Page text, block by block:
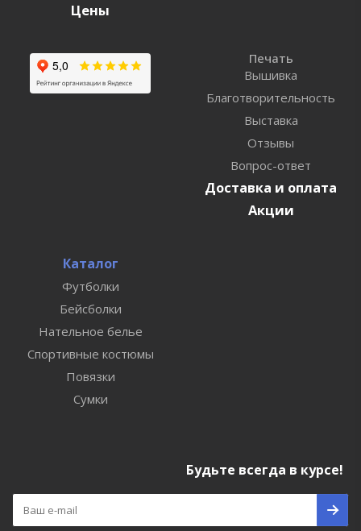
Цены
Печать
Вышивка
Благотворительность
Выставка
Отзывы
Вопрос-ответ
Доставка и оплата
Акции
Каталог
Футболки
Бейсболки
Нательное белье
Спортивные костюмы
Повязки
Сумки
Будьте всегда в курсе!